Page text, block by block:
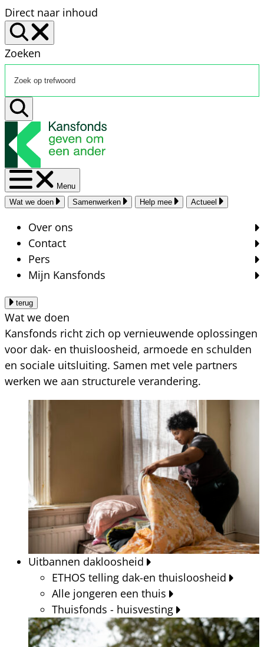
Direct naar inhoud
Zoeken
Menu
Wat we doen
Samenwerken Help mee Actueel
Over ons
Contact
Pers
Mijn Kansfonds
terug
Wat we doen
Kansfonds richt zich op vernieuwende oplossingen
voor dak- en thuisloosheid, armoede en schulden
en sociale uitsluiting. Samen met vele partners
werken we aan structurele verandering.
Uitbannen dakloosheid
ETHOS telling dak-en thuisloosheid
Alle jongeren een thuis
Thuisfonds - huisvesting